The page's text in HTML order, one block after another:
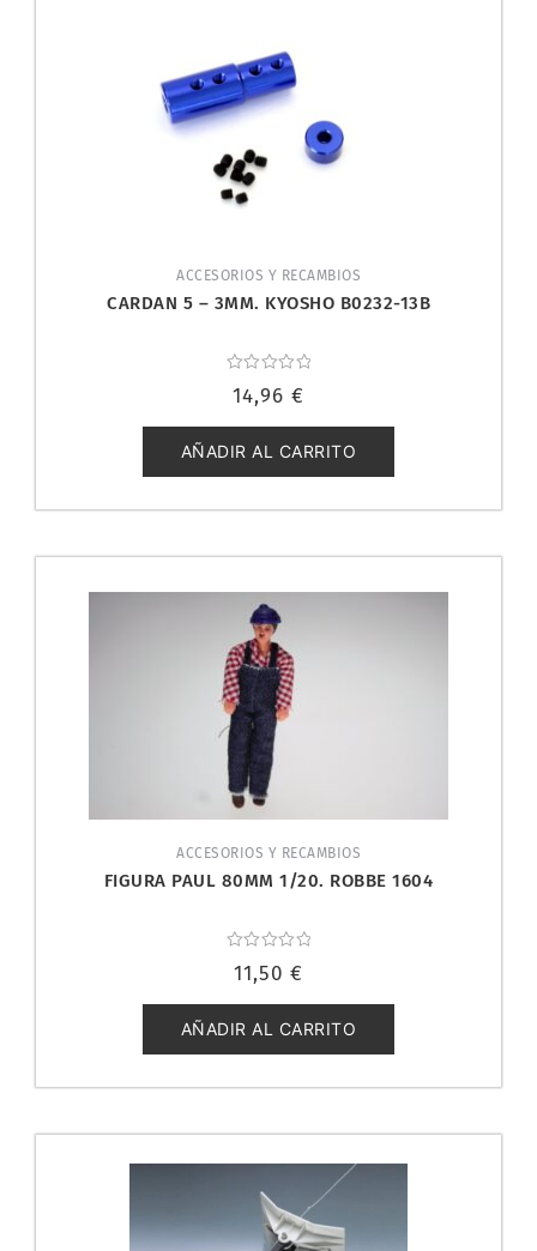
ACCESORIOS Y RECAMBIOS
CARDAN 5 – 3MM. KYOSHO B0232-13B
con
de
5
14,96 €
AÑADIR AL CARRITO
ACCESORIOS Y RECAMBIOS
FIGURA PAUL 80MM 1/20. ROBBE 1604
con
de
5
11,50 €
AÑADIR AL CARRITO